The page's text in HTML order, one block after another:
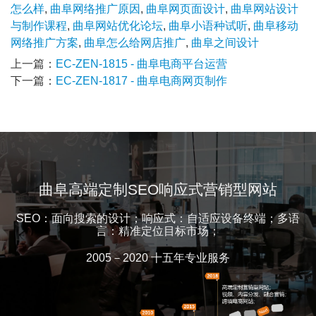
怎么样, 曲阜网络推广原因 , 曲阜网页面设计, 曲阜网站设计
与制作课程, 曲阜网站优化论坛, 曲阜小语种试听, 曲阜移动
网络推广方案, 曲阜怎么给网店推广, 曲阜之间设计
上一篇： EC-ZEN-1815 - 曲阜电商平台运营
下一篇： EC-ZEN-1817 - 曲阜电商网页制作
曲阜高端定制SEO响应式营销型网站
SEO：面向搜索的设计；响应式：自适应设备终端；多语
言：精准定位目标市场；
2005－2020 十五年专业服务